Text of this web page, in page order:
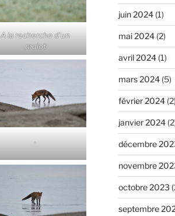
A la recherche d’un
mulot
.
juin 2024(1)
mai 2024(2)
avril 2024(1)
mars 2024(5)
février 2024(2)
janvier 2024
décembre
novembre
octobre 2023
septembre